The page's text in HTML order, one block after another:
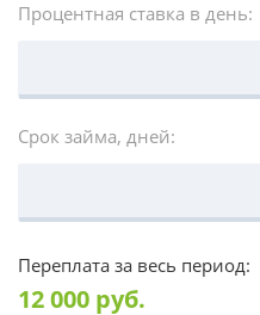
Процентная ставка в день:
Срок займа, дней:
Переплата за весь период:
12 000 руб.